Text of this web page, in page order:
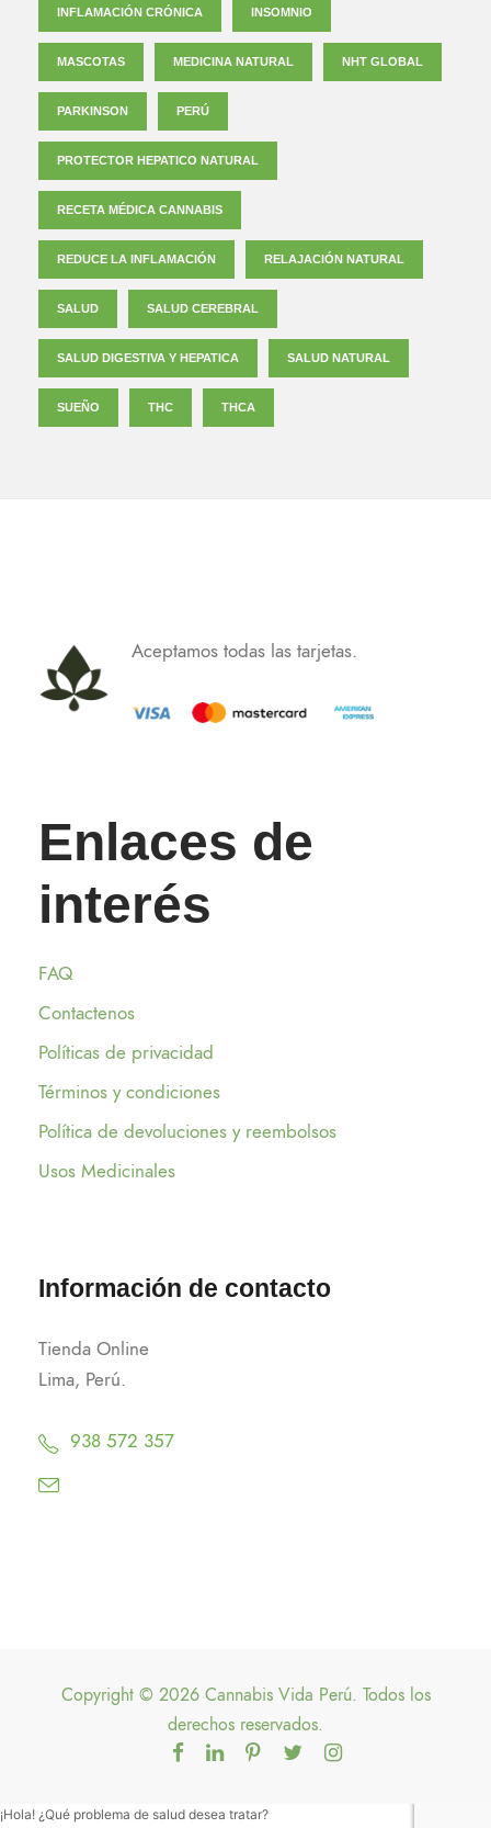
INFLAMACIÓN CRÓNICA INSOMNIO
MASCOTAS MEDICINA NATURAL NHT GLOBAL
PARKINSON PERÚ
PROTECTOR HEPATICO NATURAL
RECETA MÉDICA CANNABIS
REDUCE LA INFLAMACIÓN RELAJACIÓN NATURAL
SALUD SALUD CEREBRAL
SALUD DIGESTIVA Y HEPATICA SALUD NATURAL
SUEÑO THC THCA
Aceptamos todas las tarjetas.
Enlaces de
interés
FAQ
Contactenos
Políticas de privacidad
Términos y condiciones
Política de devoluciones y reembolsos
Usos Medicinales
Información de contacto
Tienda Online
Lima, Perú.
938 572 357
Copyright © 2026 Cannabis Vida Perú. Todos los
derechos reservados.
¡Hola! ¿Qué problema de salud desea tratar?